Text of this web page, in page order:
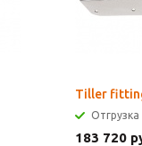
Tiller
183 720